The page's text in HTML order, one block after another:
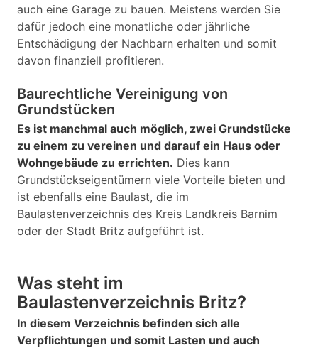
auch eine Garage zu bauen. Meistens werden Sie
dafür jedoch eine monatliche oder jährliche
Entschädigung der Nachbarn erhalten und somit
davon finanziell profitieren.
Baurechtliche Vereinigung von
Grundstücken
Es ist manchmal auch möglich, zwei Grundstücke
zu einem zu vereinen und darauf ein Haus oder
Wohngebäude zu errichten. Dies kann
Grundstückseigentümern viele Vorteile bieten und
ist ebenfalls eine Baulast, die im
Baulastenverzeichnis des Kreis Landkreis Barnim
oder der Stadt Britz aufgeführt ist.
Was steht im
Baulastenverzeichnis Britz?
In diesem Verzeichnis befinden sich alle
Verpflichtungen und somit Lasten und auch